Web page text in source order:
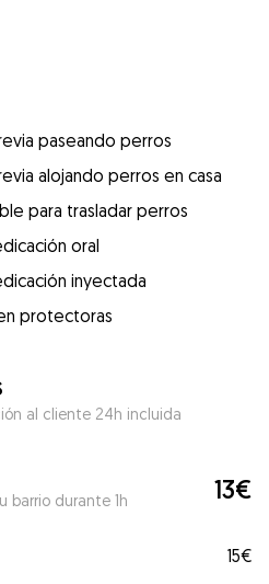
paseando perros
alojando perros en casa
para trasladar perros
oral
inyectada
protectoras
al cliente 24h incluida
barrio durante 1h 13€
15€